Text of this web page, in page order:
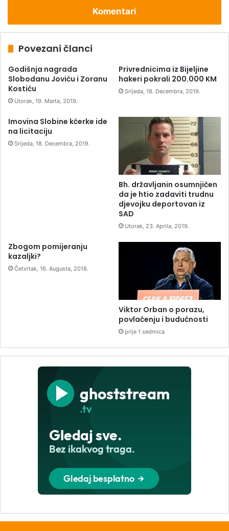
Komentari
Povezani članci
Godišnja nagrada
Slobodanu Joviću i Zoranu
Kostiću
Utorak, 19. Marta, 2019.
Privrednicima iz Bijeljine
hakeri pokrali 200.000 KM
Srijeda, 18. Decembra, 2019.
Imovina Slobine kćerke ide
na licitaciju
Srijeda, 18. Decembra, 2019.
Bh. državljanin osumnjičen
da je htio zadaviti trudnu
djevojku deportovan iz
SAD
Utorak, 23. Aprila, 2019.
Zbogom pomijeranju
kazaljki?
Četvrtak, 16. Augusta, 2018.
Viktor Orban o porazu,
povlačenju i budućnosti
prije 1 sedmica